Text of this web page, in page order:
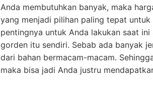
Anda membutuhkan banyak, maka
yang menjadi pilihan paling tepat
pentingnya untuk Anda lakukan saat
gorden itu sendiri. Sebab ada banyak
dari bahan bermacam-macam.
maka bisa jadi Anda justru